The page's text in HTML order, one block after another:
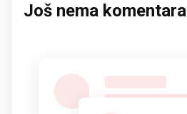
Još nema komentara